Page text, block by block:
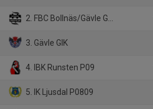
2. FBC Bollnäs/Gävle GIK
3. Gävle GIK
4. IBK Runsten P09
5. IK Ljusdal P0809